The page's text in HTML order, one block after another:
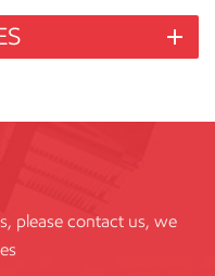
please contact us, we